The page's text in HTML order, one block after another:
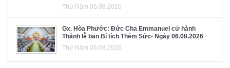
Thứ Năm 06.08.2026
Gx. Hòa Phước: Đức Cha Emmanuel cử hành
Thánh lễ ban Bí tích Thêm Sức- Ngày 06.08.2026
Thứ Năm 06.08.2026